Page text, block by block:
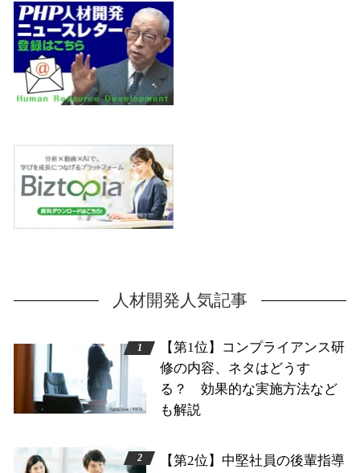
人材開発人気記事
【第1位】コンプライアンス研
修の内容、ネタはどうす
る？ 効果的な実施方法など
も解説
【第2位】中堅社員の後輩指導